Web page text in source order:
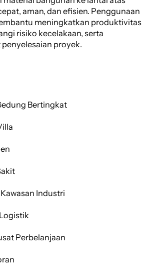
aman, dan efisien. Penggunaan
meningkatkan produktivitas
risiko kecelakaan, serta
proyek.
Bertingkat
Industri
Perbelanjaan